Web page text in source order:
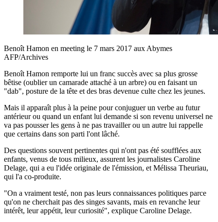
Benoît Hamon en meeting le 7 mars 2017 aux Abymes
AFP/Archives
Benoît Hamon remporte lui un franc succès avec sa plus grosse
bêtise (oublier un camarade attaché à un arbre) ou en faisant un
"dab", posture de la tête et des bras devenue culte chez les jeunes.
Mais il apparaît plus à la peine pour conjuguer un verbe au futur
antérieur ou quand un enfant lui demande si son revenu universel ne
va pas pousser les gens à ne pas travailler ou un autre lui rappelle
que certains dans son parti l'ont lâché.
Des questions souvent pertinentes qui n'ont pas été soufflées aux
enfants, venus de tous milieux, assurent les journalistes Caroline
Delage, qui a eu l'idée originale de l'émission, et Mélissa Theuriau,
qui l'a co-produite.
"On a vraiment testé, non pas leurs connaissances politiques parce
qu'on ne cherchait pas des singes savants, mais en revanche leur
intérêt, leur appétit, leur curiosité", explique Caroline Delage.